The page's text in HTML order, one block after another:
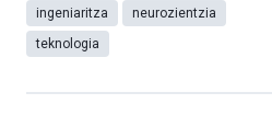
ingeniaritza
neurozientzia
teknologia